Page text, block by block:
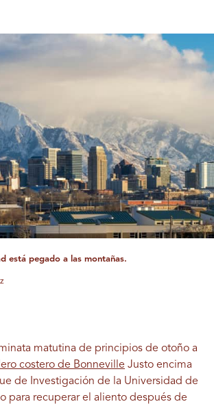
está pegado a las montañas.
matutina de principios de otoño a
costero de Bonneville Justo encima
de Investigación de la Universidad de
para recuperar el aliento después de